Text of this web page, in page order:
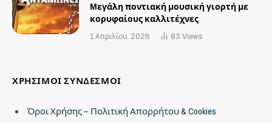
Mεγάλη ποντιακή μουσική γιορτή με
κορυφαίους καλλιτέχνες
1 Απριλίου, 2026 83 Views
ΧΡΗΣΙΜΟΙ ΣΥΝΔΕΣΜΟΙ
Όροι Χρήσης – Πολιτική Απορρήτου & Cookies